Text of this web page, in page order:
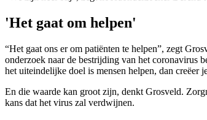
'Het gaat om helpen'
“Het gaat ons er om patiënten te helpen”, zegt
onderzoek naar de bestrijding van het coronavirus
het uiteindelijke doel is mensen helpen, dan creëer
En die waarde kan groot zijn, denkt Grosveld.
kans dat het virus zal verdwijnen.